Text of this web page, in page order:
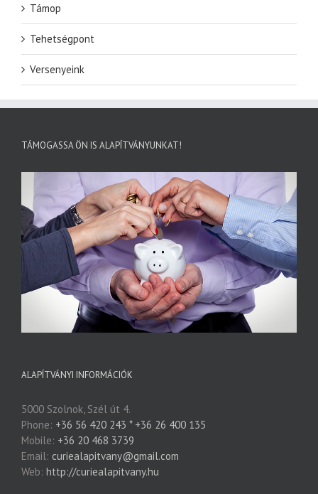
Támop
Tehetségpont
Versenyeink
TÁMOGASSA ÖN IS ALAPÍTVÁNYUNKAT!
ALAPÍTVÁNYI INFORMÁCIÓK
5000 Szolnok, Szél út 4.
Phone: +36 56 420 243 * +36 26 400 135
Mobile: +36 20 468 3739
Email: curiealapitvany@gmail.com
Web: http://curiealapitvany.hu